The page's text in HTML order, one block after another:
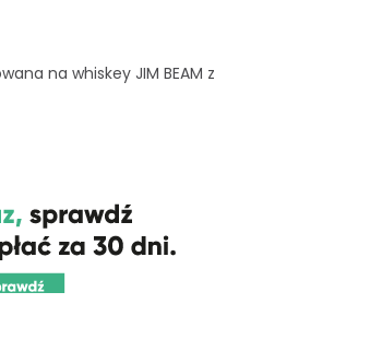
na whiskey JIM BEAM z